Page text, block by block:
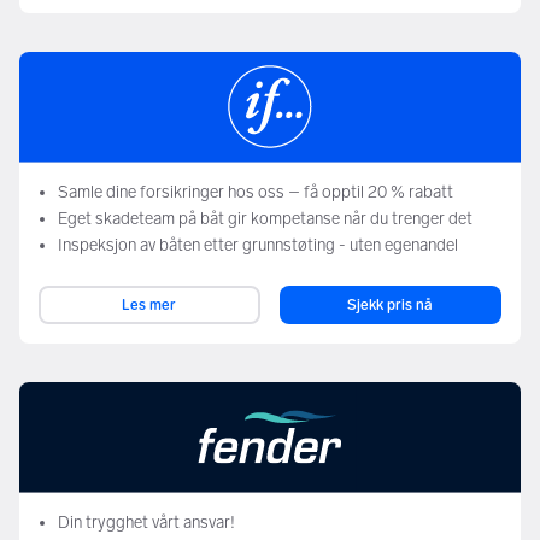
Samle dine forsikringer hos oss – få opptil 20 % rabatt
Eget skadeteam på båt gir kompetanse når du trenger det
Inspeksjon av båten etter grunnstøting - uten egenandel
Les mer Sjekk pris nå
Din trygghet vårt ansvar!